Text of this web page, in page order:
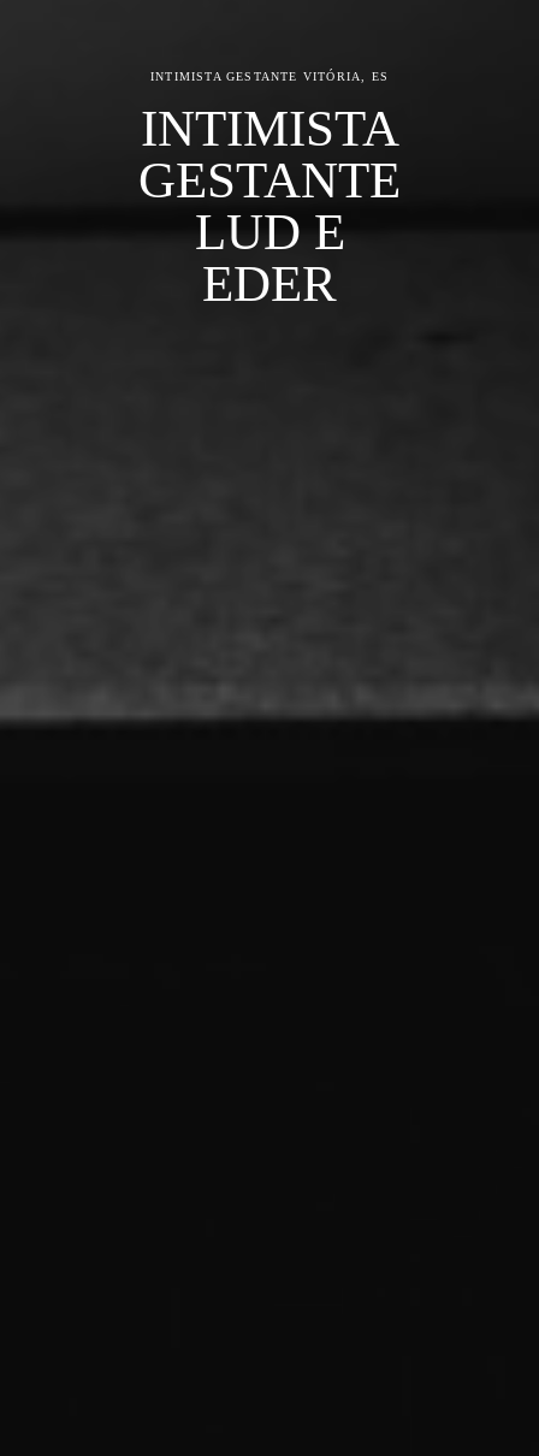
INTIMISTA GESTANTE VITÓRIA, ES
INTIMISTA
GESTANTE
LUD E
EDER